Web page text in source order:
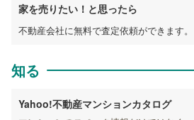
家を売りたい！と思ったら
不動産会社に無料で査定依頼ができます。
知る
Yahoo!不動産マンションカタログ